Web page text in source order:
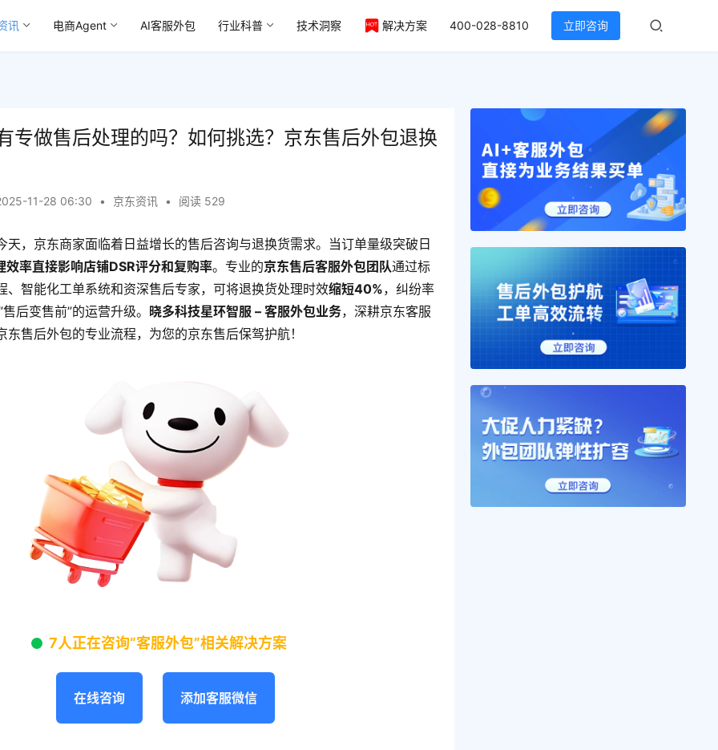
讯 电商Agent AI客服外包 行业科普 技术洞察 解决方案 400-028-8810 立即咨询
专做售后处理的吗？如何挑选？京东售后外包退换
11-28 06:30 • 京东资讯 • 阅读 529
天，京东商家面临着日益增长的售后咨询与退换货需求。当订单量级突破日
效率直接影响店铺DSR评分和复购率。专业的京东售后客服外包团队通过标
、智能化工单系统和资深售后专家，可将退换货处理时效缩短40%，纠纷率
后变售前”的运营升级。 晓多科技星环智服 – 客服外包业务，深耕京东客服
东售后外包的专业流程，为您的京东售后保驾护航！
7人正在咨询“客服外包”相关解决方案
在线咨询 添加客服微信